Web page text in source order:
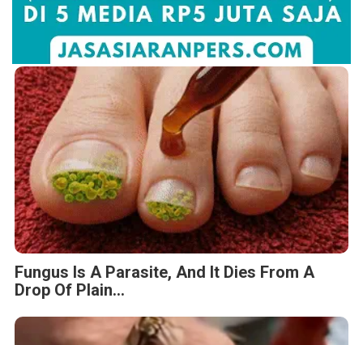
Fungus Is A Parasite, And It Dies From A
Drop Of Plain...